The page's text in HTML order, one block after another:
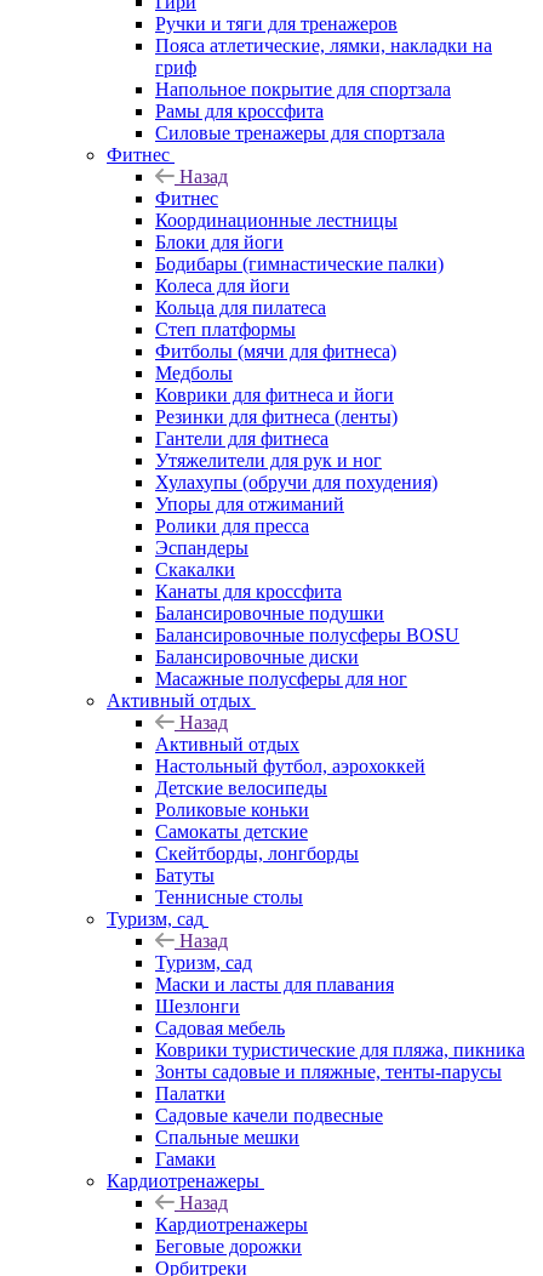
Ручки и тяги для тренажеров
Пояса атлетические, лямки, накладки на
гриф
Напольное покрытие для спортзала
Рамы для кроссфита
Силовые тренажеры для спортзала
Фитнес
Назад
Фитнес
Координационные лестницы
Блоки для йоги
Бодибары (гимнастические палки)
Колеса для йоги
Кольца для пилатеса
Степ платформы
Фитболы (мячи для фитнеса)
Медболы
Коврики для фитнеса и йоги
Резинки для фитнеса (ленты)
Гантели для фитнеса
Утяжелители для рук и ног
Хулахупы (обручи для похудения)
Упоры для отжиманий
Ролики для пресса
Эспандеры
Скакалки
Канаты для кроссфита
Балансировочные подушки
Балансировочные полусферы BOSU
Балансировочные диски
Масажные полусферы для ног
Активный отдых
Назад
Активный отдых
Настольный футбол, аэрохоккей
Детские велосипеды
Роликовые коньки
Самокаты детские
Скейтборды, лонгборды
Батуты
Теннисные столы
Туризм, сад
Назад
Туризм, сад
Маски и ласты для плавания
Шезлонги
Садовая мебель
Коврики туристические для пляжа, пикника
Зонты садовые и пляжные, тенты-парусы
Палатки
Садовые качели подвесные
Спальные мешки
Гамаки
Кардиотренажеры
Назад
Кардиотренажеры
Беговые дорожки
Орбитреки